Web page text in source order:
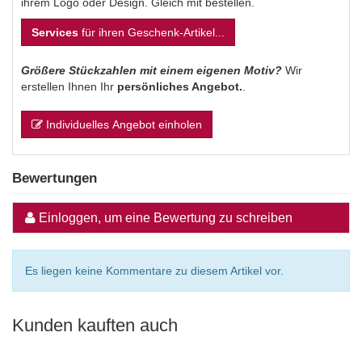
Services für ihren Geschenk-Artikel...
Größere Stückzahlen mit einem eigenen Motiv? Wir
erstellen Ihnen Ihr persönliches Angebot.
Individuelles Angebot einholen
Bewertungen
Einloggen, um eine Bewertung zu schreiben
Es liegen keine Kommentare zu diesem Artikel vor.
Kunden kauften auch